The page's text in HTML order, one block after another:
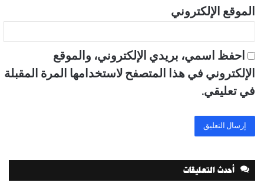
الموقع الإلكتروني
احفظ اسمي، بريدي الإلكتروني، والموقع
الإلكتروني في هذا المتصفح لاستخدامها المرة المقبلة
في تعليقي.
أحدث التعليقات